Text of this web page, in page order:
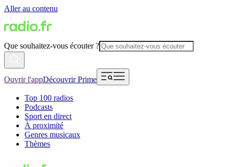
Aller au contenu
Que souhaitez-vous écouter ?
Ouvrir l'appDécouvrir Prime
Top 100 radios
Podcasts
Sport en direct
À proximité
Genres musicaux
Thèmes